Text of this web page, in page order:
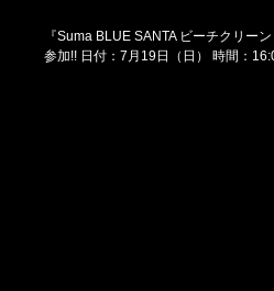
『Suma BLUE SANTA ビーチクリーン
参加!! 日付：7月19日（日） 時間：